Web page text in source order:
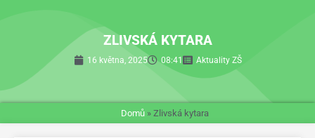
ZLIVSKÁ KYTARA
16 května, 2025 08:41 Aktuality ZŠ
Domů» Zlivská kytara